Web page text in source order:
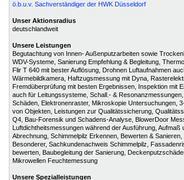
ö.b.u.v. Sachverständiger der HWK Düsseldorf
Unser Aktionsradius
deutschlandweit
Unsere Leistungen
Begutachtung von Innen- Außenputzarbeiten sowie
WDV-Systeme, Sanierung Empfehlung & Begleitung,
Flir T 640 mit bester Auflösung, Drohnen Luftaufnahmen
Wärmebildkamera, Haftzugsmessung mit Dyna,
Fremdüberprüfung mit besten Ergebnissen, Inspektion mit
auch für Leitungssysteme, Schall.- &
Schäden, Elektronenraster, Mikroskopie Untersuchungen,
von Objekten, Leistungen zur Qualitätssicherung,
Q4, Bau-Forensik und Schadens-Analyse, BlowerDoor
Luftdichtheitsmessungen während der Ausführung, Aufmaß
Abrechnung, Schimmelpilz Erkennen, Bewerten & Sanieren,
Besonderer, Sachkundenachweis Schimmelpilz,
bewerten, Baubegleitung der Sanierung,
Mikrowellen Feuchtemessung
Unsere Spezialleistungen